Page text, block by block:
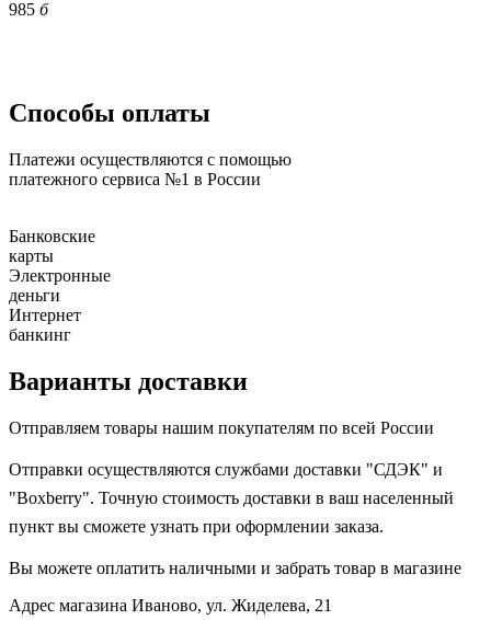
985 б
Способы оплаты
Платежи осуществляются с помощью
платежного сервиса №1 в России
Банковские
карты
Электронные
деньги
Интернет
банкинг
Варианты доставки
Отправляем товары нашим покупателям по всей России
Отправки осуществляются службами доставки "СДЭК" и
"Boxberry". Точную стоимость доставки в ваш населенный
пункт вы сможете узнать при оформлении заказа.
Вы можете оплатить наличными и забрать товар в магазине
Адрес магазина Иваново, ул. Жиделева, 21